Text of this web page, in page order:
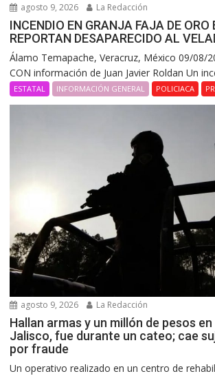
agosto 9, 2026 La Redacción
INCENDIO EN GRANJA FAJA DE ORO
REPORTAN DESAPARECIDO AL
Álamo Temapache, Veracruz, México 09/08/
CON información de Juan Javier Roldan Un
ESTATAL INFORMACIÓN GENERAL POLICIACA
agosto 9, 2026 La Redacción
Hallan armas y un millón de pesos
Jalisco, fue durante un cateo; cae
por fraude
Un operativo realizado en un centro de